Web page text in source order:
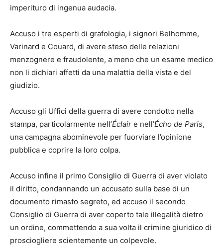
imperituro di ingenua audacia.
Accuso i tre esperti di grafologia, i signori Belhomme,
Varinard e Couard, di avere steso delle relazioni
menzognere e fraudolente, a meno che un esame medico
non li dichiari affetti da una malattia della vista e del
giudizio.
Accuso gli Uffici della guerra di avere condotto nella
stampa, particolarmente nell’Éclair e nell’Écho de Paris,
una campagna abominevole per fuorviare l’opinione
pubblica e coprire la loro colpa.
Accuso infine il primo Consiglio di Guerra di aver violato
il diritto, condannando un accusato sulla base di un
documento rimasto segreto, ed accuso il secondo
Consiglio di Guerra di aver coperto tale illegalità dietro
un ordine, commettendo a sua volta il crimine giuridico di
prosciogliere scientemente un colpevole.